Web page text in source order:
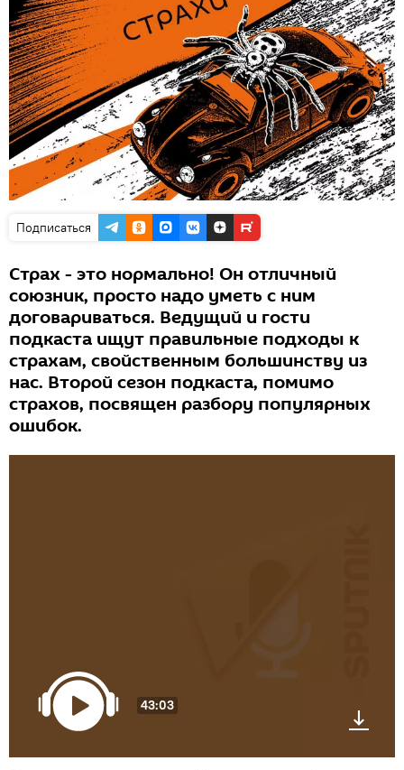
Подписаться
Страх - это нормально! Он отличный
союзник, просто надо уметь с ним
договариваться. Ведущий и гости
подкаста ищут правильные подходы к
страхам, свойственным большинству из
нас. Второй сезон подкаста, помимо
страхов, посвящен разбору популярных
ошибок.
43:03